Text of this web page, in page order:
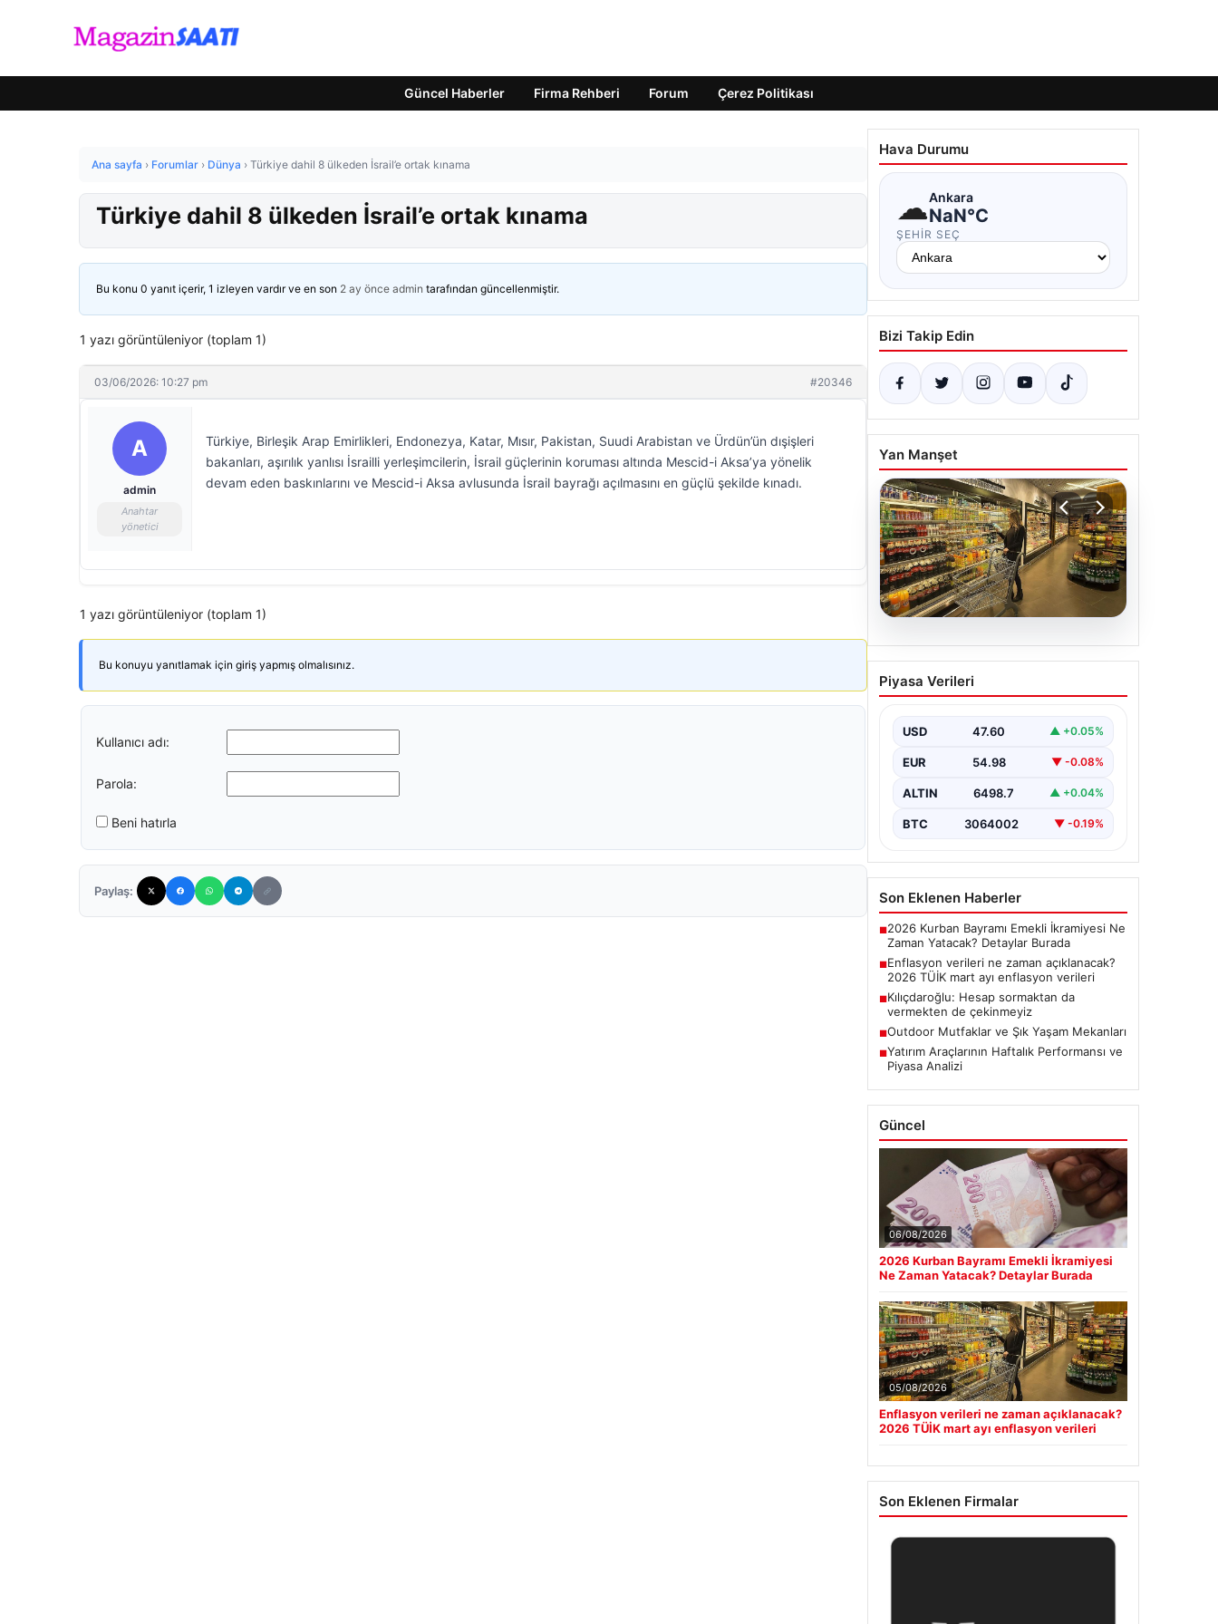
Güncel Haberler Firma Rehberi Forum Çerez Politikası
Ana sayfa › Forumlar › Dünya › Türkiye dahil 8 ülkeden İsrail’e ortak kınama
Türkiye dahil 8 ülkeden İsrail’e ortak kınama
Bu konu 0 yanıt içerir, 1 izleyen vardır ve en son 2 ay önce admin tarafından güncellenmiştir.
1 yazı görüntüleniyor (toplam 1)
03/06/2026: 10:27 pm #20346
A
admin
Anahtar
yönetici
Türkiye, Birleşik Arap Emirlikleri, Endonezya, Katar, Mısır, Pakistan, Suudi Arabistan ve Ürdün’ün dışişleri
bakanları, aşırılık yanlısı İsrailli yerleşimcilerin, İsrail güçlerinin koruması altında Mescid-i Aksa’ya yönelik
devam eden baskınlarını ve Mescid-i Aksa avlusunda İsrail bayrağı açılmasını en güçlü şekilde kınadı.
1 yazı görüntüleniyor (toplam 1)
Bu konuyu yanıtlamak için giriş yapmış olmalısınız.
Kullanıcı adı:
Parola:
Beni hatırla
Paylaş:
Hava Durumu
☁Ankara
NaN°C
ŞEHIR SEÇ
Bizi Takip Edin
Yan Manşet
Enflasyon verileri ne
zaman açıklanacak? 2026
verileri
Piyasa Verileri
USD 47.60 ▲ +0.05%
EUR 54.98 ▼ -0.08%
ALTIN 6498.7 ▲ +0.04%
BTC 3064002 ▼ -0.19%
Son Eklenen Haberler
■2026 Kurban Bayramı Emekli İkramiyesi Ne
Zaman Yatacak? Detaylar Burada
■Enflasyon verileri ne zaman açıklanacak?
2026 TÜİK mart ayı enflasyon verileri
■Kılıçdaroğlu: Hesap sormaktan da
vermekten de çekinmeyiz
■Outdoor Mutfaklar ve Şık Yaşam Mekanları
■Yatırım Araçlarının Haftalık Performansı ve
Piyasa Analizi
Güncel
06/08/2026
2026 Kurban Bayramı Emekli İkramiyesi
Ne Zaman Yatacak? Detaylar Burada
05/08/2026
Enflasyon verileri ne zaman açıklanacak?
2026 TÜİK mart ayı enflasyon verileri
Son Eklenen Firmalar